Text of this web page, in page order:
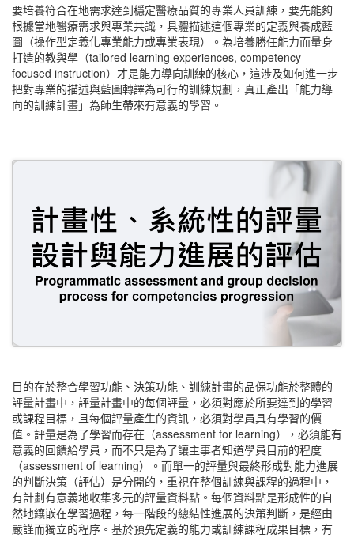
要培養符合在地需求達到穩定醫療品質的專業人員訓練，要先能夠
根據當地醫療需求與專業共識，具體描述這個專業的定義與養成藍
圖（操作型定義化專業能力或專業表現）。為培養勝任能力而量身
打造的教與學（tailored learning experiences, competency-
focused instruction）才是能力導向訓練的核心，這涉及如何進一步
把對專業的描述與藍圖轉譯為可行的訓練規劃，真正產出「能力導
向的訓練計畫」為師生帶來有意義的學習。
目的在於整合學習功能、決策功能、訓練計畫的品保功能於整體的
評量計畫中，評量計畫中的每個評量，必須對應於所要達到的學習
或課程目標，且每個評量產生的資訊，必須對學員具有學習的價
值。評量是為了學習而存在（assessment for learning），必須能有
意義的回饋給學員，而不只是為了讓主事者知道學員目前的程度
（assessment of learning）。而單一的評量與最終形成對能力進展
的判斷決策（評估）是分開的，重視在整個訓練與課程的過程中，
有計劃有意義地收集多元的評量資料點。每個資料點是形成性的自
然地鑲嵌在學習過程，每一階段的總結性進展的決策判斷，是經由
嚴謹而獨立的程序。基於預先定義的能力或訓練課程成果目標，有